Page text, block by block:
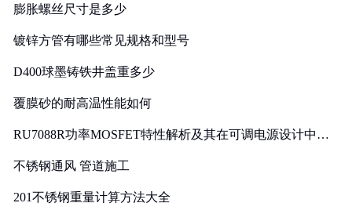
膨胀螺丝尺寸是多少
镀锌方管有哪些常见规格和型号
D400球墨铸铁井盖重多少
覆膜砂的耐高温性能如何
RU7088R功率MOSFET特性解析及其在可调电源设计中的
不锈钢通风 管道施工
201不锈钢重量计算方法大全